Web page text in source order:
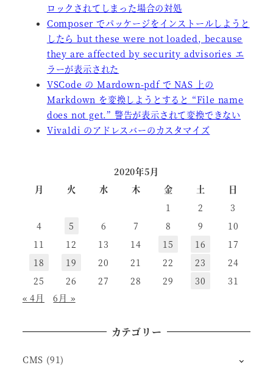
ロックされてしまった場合の対処
Composer でパッケージをインストールしようと
したら but these were not loaded, because
they are affected by security advisories エ
ラーが表示された
VSCode の Mardown-pdf で NAS 上の
Markdown を変換しようとすると “File name
does not get.” 警告が表示されて変換できない
Vivaldi のアドレスバーのカスタマイズ
2020年5月
月
火 水 木 金 土
日
1
2
3
4
5 6 7 8 9
10
11
12 13 14 15 16
17
18
19 20 21 22 23
24
25
26 27 28 29 30
31
« 4月
6月 »
カテゴリー
CMS (91)